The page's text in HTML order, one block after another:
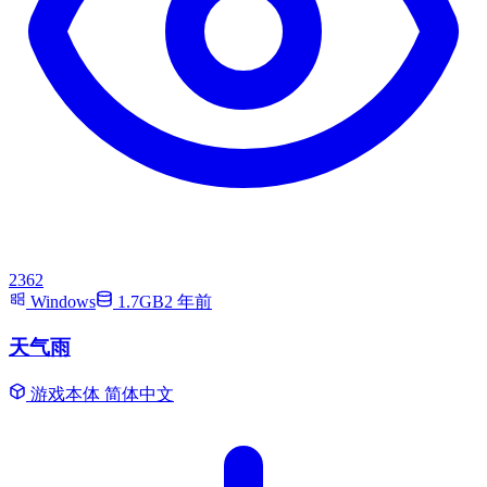
2362
Windows
1.7GB2 年前
天气雨
游戏本体 简体中文